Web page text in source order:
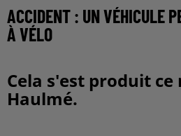
ACCIDENT : UN VÉHICULE
À VÉLO
Cela s'est produit ce
Haulmé.